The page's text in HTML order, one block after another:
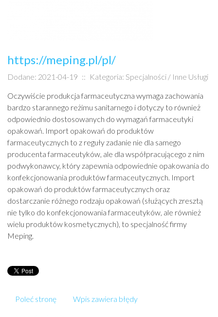
https://meping.pl/pl/
Dodane: 2021-04-19 :: Kategoria: Specjalności / Inne Usługi
Oczywiście produkcja farmaceutyczna wymaga zachowania
bardzo starannego reżimu sanitarnego i dotyczy to również
odpowiednio dostosowanych do wymagań farmaceutyki
opakowań. Import opakowań do produktów
farmaceutycznych to z reguły zadanie nie dla samego
producenta farmaceutyków, ale dla współpracującego z nim
podwykonawcy, który zapewnia odpowiednie opakowania do
konfekcjonowania produktów farmaceutycznych. Import
opakowań do produktów farmaceutycznych oraz
dostarczanie różnego rodzaju opakowań (służących zresztą
nie tylko do konfekcjonowania farmaceutyków, ale również
wielu produktów kosmetycznych), to specjalność firmy
Meping.
Poleć stronę Wpis zawiera błędy